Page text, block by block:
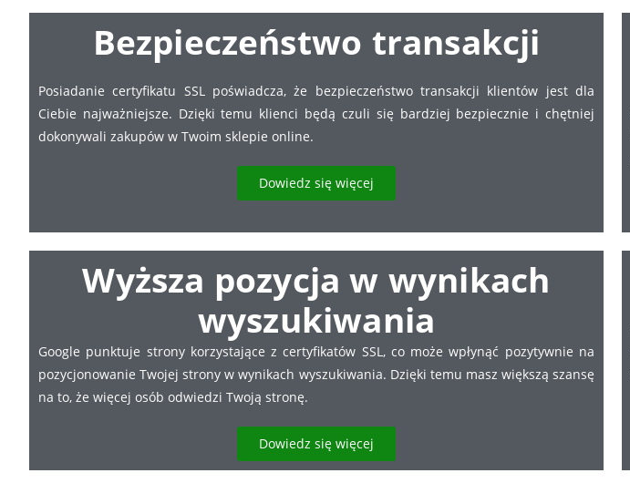
Bezpieczeństwo transakcji
Posiadanie certyfikatu SSL poświadcza, że bezpieczeństwo transakcji klientów jest dla
Ciebie najważniejsze. Dzięki temu klienci będą czuli się bardziej bezpiecznie i chętniej
dokonywali zakupów w Twoim sklepie online.
Dowiedz się więcej
Wyższa pozycja w wynikach
wyszukiwania
Google punktuje strony korzystające z certyfikatów SSL, co może wpłynąć pozytywnie na
pozycjonowanie Twojej strony w wynikach wyszukiwania. Dzięki temu masz większą szansę
na to, że więcej osób odwiedzi Twoją stronę.
Dowiedz się więcej